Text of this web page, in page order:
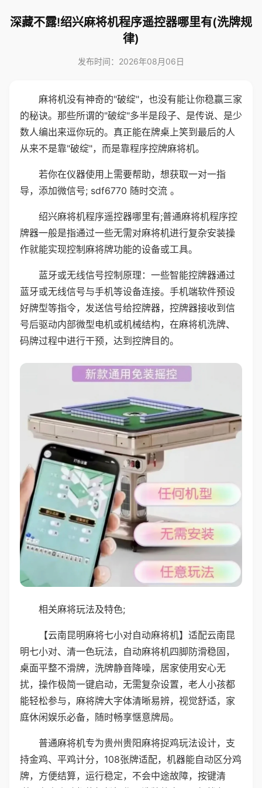
深藏不露!绍兴麻将机程序遥控器哪里有(洗牌规
律)
发布时间：2026年08月06日
麻将机没有神奇的"破绽"，也没有能让你稳赢三家
的秘诀。那些所谓的"破绽"多半是段子、是传说、是少
数人编出来逗你玩的。真正能在牌桌上笑到最后的人
从来不是靠"破绽"，而是靠程序控牌麻将机。
若你在仪器使用上需要帮助，想获取一对一指
导，添加微信号; sdf6770 随时交流 。
绍兴麻将机程序遥控器哪里有;普通麻将机程序控
牌器一般是指通过一些无需对麻将机进行复杂安装操
作就能实现控制麻将牌功能的设备或工具。
蓝牙或无线信号控制原理：一些智能控牌器通过
蓝牙或无线信号与手机等设备连接。手机端软件预设
好牌型等指令，发送信号给控牌器，控牌器接收到信
号后驱动内部微型电机或机械结构，在麻将机洗牌、
码牌过程中进行干预，达到控牌目的。
相关麻将玩法及特色;
【云南昆明麻将七小对自动麻将机】适配云南昆
明七小对、清一色玩法，自动麻将机四脚防滑稳固，
桌面平整不滑牌，洗牌静音降噪，居家使用安心无
扰，操作极简一键启动，无需复杂设置，老人小孩都
能轻松参与，麻将牌大字体清晰易辨，视觉舒适，家
庭休闲娱乐必备，随时畅享惬意牌局。
普通麻将机专为贵州贵阳麻将捉鸡玩法设计，支
持金鸡、平鸡计分，108张牌适配，机器能自动区分鸡
牌，方便结算，运行稳定，不会中途故障，按键清